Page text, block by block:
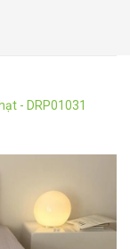
- DRP01031